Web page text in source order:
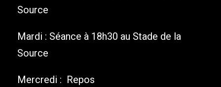
Source
Mardi : Séance à 18h30 au Stade de la
Source
Mercredi : Repos